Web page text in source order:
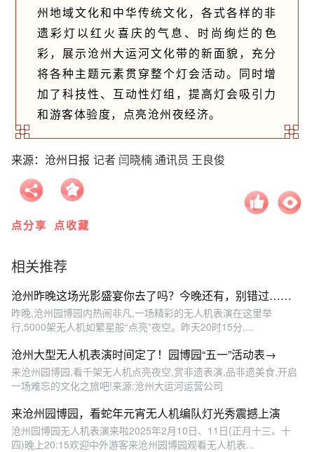
州地域文化和中华传统文化，各式各样的非
遗彩灯以红火喜庆的气息、时尚绚烂的色
彩，展示沧州大运河文化带的新面貌，充分
将各种主题元素贯穿整个灯会活动。同时增
加了科技性、互动性灯组，提高灯会吸引力
和游客体验度，点亮沧州夜经济。
来源：沧州日报 记者 闫晓楠 通讯员 王良俊
点分享 点收藏
相关推荐
沧州昨晚这场光影盛宴你去了吗？今晚还有，别错过……
昨晚,沧州园博园内热闹非凡,一场精彩的无人机表演在这里举
行,5000架无人机如繁星般“点亮”夜空。昨天20时15分,...
沧州大型无人机表演时间定了！园博园“五一”活动表→
来沧州园博园,看千架无人机点亮夜空,赏非遗表演,品非遗美食,开启
一场难忘的文化之旅吧!来源:沧州大运河运营公司
来沧州园博园，看蛇年元宵无人机编队灯光秀震撼上演
沧州园博园无人机表演来啦2025年2月10日、11日(正月十三、十
四)晚上20:15欢迎中外游客来沧州园博园观看无人机表...